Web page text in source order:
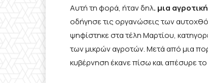
Αυτή τη φορά, ήταν δηλ. μια
οδήγησε τις οργανώσεις των
ψηφίστηκε στα τέλη Μαρτίου,
των μικρών αγροτών. Μετά από μια
κυβέρνηση έκανε πίσω και απέσυρε